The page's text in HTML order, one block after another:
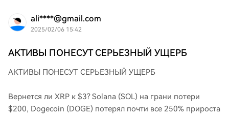
ali****@gmail.com
2025/02/06 15:42
АКТИВЫ ПОНЕСУТ СЕРЬЕЗНЫЙ УЩЕРБ
АКТИВЫ ПОНЕСУТ СЕРЬЕЗНЫЙ УЩЕРБ
Вернется ли XRP к $3? Solana (SOL) на грани потери
$200, Dogecoin (DOGE) потерял почти все 250% прироста